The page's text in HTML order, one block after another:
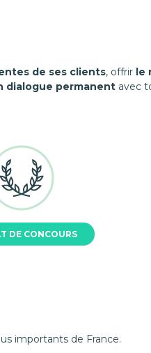
de ses clients, offrir le
dialogue permanent avec
DE CONCOURS
importants de France.